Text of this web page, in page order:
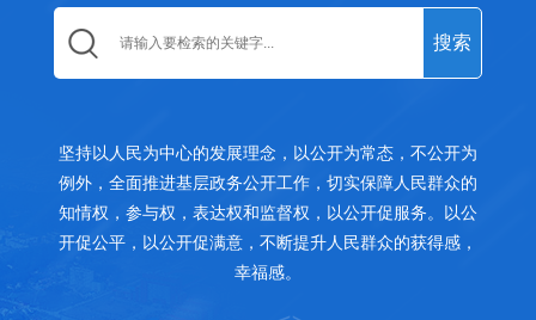
坚持以人民为中心的发展理念，以公开为常态，不公开为
例外，全面推进基层政务公开工作，切实保障人民群众的
知情权，参与权，表达权和监督权，以公开促服务。以公
开促公平，以公开促满意，不断提升人民群众的获得感，
幸福感。